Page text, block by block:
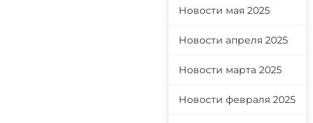
Новости мая 2025
Новости апреля 2025
Новости марта 2025
Новости февраля 2025